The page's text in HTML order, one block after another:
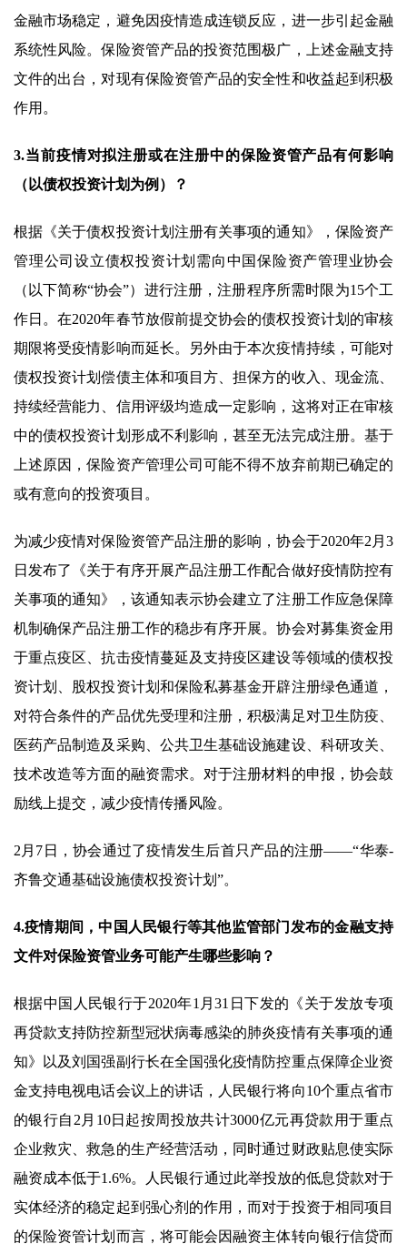
金融市场稳定，避免因疫情造成连锁反应，进一步引起金融
系统性风险。保险资管产品的投资范围极广，上述金融支持
文件的出台，对现有保险资管产品的安全性和收益起到积极
作用。
3.当前疫情对拟注册或在注册中的保险资管产品有何影响
（以债权投资计划为例）？
根据《关于债权投资计划注册有关事项的通知》，保险资产
管理公司设立债权投资计划需向中国保险资产管理业协会
（以下简称“协会”）进行注册，注册程序所需时限为15个工
作日。在2020年春节放假前提交协会的债权投资计划的审核
期限将受疫情影响而延长。另外由于本次疫情持续，可能对
债权投资计划偿债主体和项目方、担保方的收入、现金流、
持续经营能力、信用评级均造成一定影响，这将对正在审核
中的债权投资计划形成不利影响，甚至无法完成注册。基于
上述原因，保险资产管理公司可能不得不放弃前期已确定的
或有意向的投资项目。
为减少疫情对保险资管产品注册的影响，协会于2020年2月3
日发布了《关于有序开展产品注册工作配合做好疫情防控有
关事项的通知》，该通知表示协会建立了注册工作应急保障
机制确保产品注册工作的稳步有序开展。协会对募集资金用
于重点疫区、抗击疫情蔓延及支持疫区建设等领域的债权投
资计划、股权投资计划和保险私募基金开辟注册绿色通道，
对符合条件的产品优先受理和注册，积极满足对卫生防疫、
医药产品制造及采购、公共卫生基础设施建设、科研攻关、
技术改造等方面的融资需求。对于注册材料的申报，协会鼓
励线上提交，减少疫情传播风险。
2月7日，协会通过了疫情发生后首只产品的注册——“华泰-
齐鲁交通基础设施债权投资计划”。
4.疫情期间，中国人民银行等其他监管部门发布的金融支持
文件对保险资管业务可能产生哪些影响？
根据中国人民银行于2020年1月31日下发的《关于发放专项
再贷款支持防控新型冠状病毒感染的肺炎疫情有关事项的通
知》以及刘国强副行长在全国强化疫情防控重点保障企业资
金支持电视电话会议上的讲话，人民银行将向10个重点省市
的银行自2月10日起按周投放共计3000亿元再贷款用于重点
企业救灾、救急的生产经营活动，同时通过财政贴息使实际
融资成本低于1.6%。人民银行通过此举投放的低息贷款对于
实体经济的稳定起到强心剂的作用，而对于投资于相同项目
的保险资管计划而言，将可能会因融资主体转向银行信贷而